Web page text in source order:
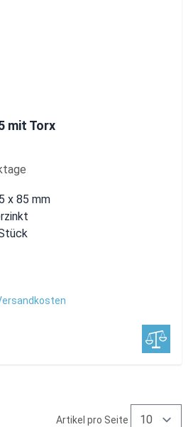
mit Torx
x 85 mm
Artikel pro Seite